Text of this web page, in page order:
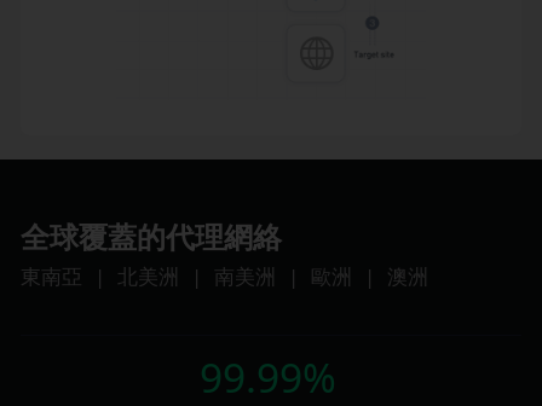
全球覆蓋的代理網絡
東南亞 | 北美洲 | 南美洲 | 歐洲 | 澳洲
99.99%